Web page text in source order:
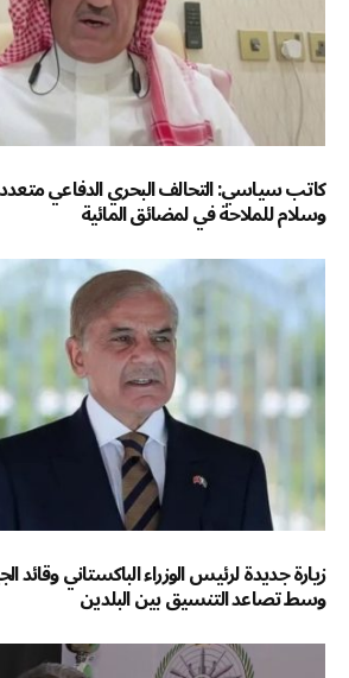
كاتب سياسي: التحالف البحري الدفاعي
وسلام للملاحة في لمضائق المائية
زيارة جديدة لرئيس الوزراء الباكستاني وقائد
وسط تصاعد التنسيق بين البلدين